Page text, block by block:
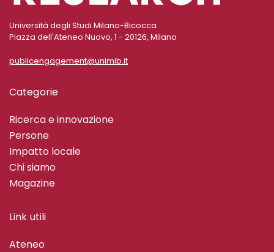
Università degli Studi Milano-Bicocca
Piazza dell'Ateneo Nuovo, 1 - 20126, Milano
publicengagement@unimib.it
Categorie
Ricerca e innovazione
Persone
Impatto locale
Chi siamo
Magazine
Link utili
Ateneo